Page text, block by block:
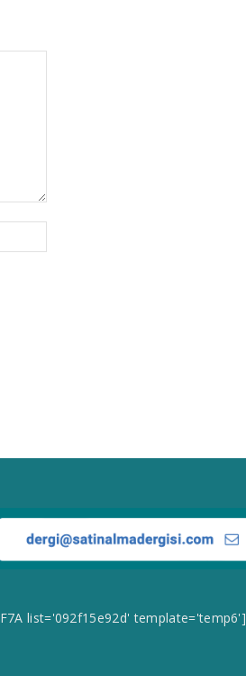
list='092f15e92d' template='temp6']